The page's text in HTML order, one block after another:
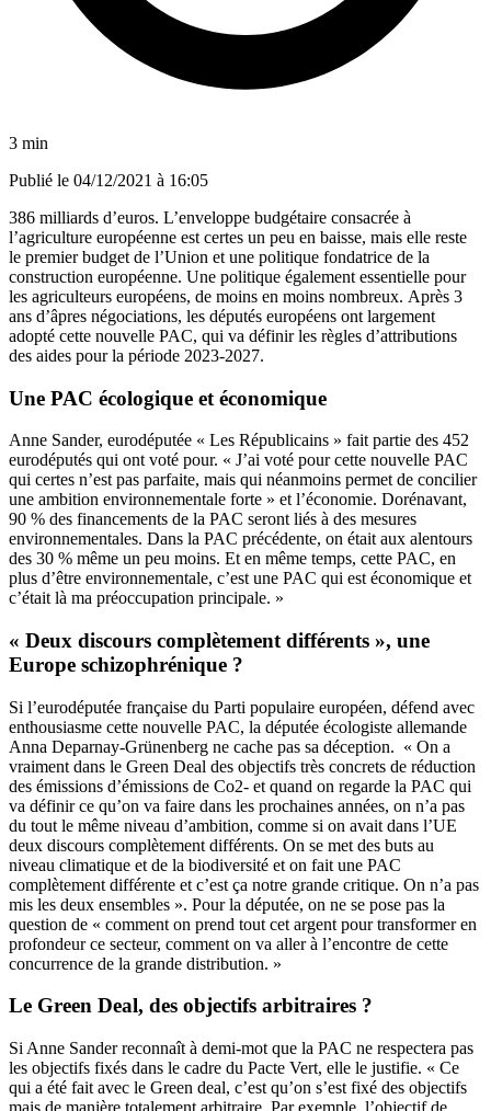
3 min
Publié le 04/12/2021 à 16:05
386 milliards d’euros. L’enveloppe budgétaire consacrée à
l’agriculture européenne est certes un peu en baisse, mais elle reste
le premier budget de l’Union et une politique fondatrice de la
construction européenne. Une politique également essentielle pour
les agriculteurs européens, de moins en moins nombreux. Après 3
ans d’âpres négociations, les députés européens ont largement
adopté cette nouvelle PAC, qui va définir les règles d’attributions
des aides pour la période 2023-2027.
Une PAC écologique et économique
Anne Sander, eurodéputée « Les Républicains » fait partie des 452
eurodéputés qui ont voté pour. « J’ai voté pour cette nouvelle PAC
qui certes n’est pas parfaite, mais qui néanmoins permet de concilier
une ambition environnementale forte » et l’économie. Dorénavant,
90 % des financements de la PAC seront liés à des mesures
environnementales. Dans la PAC précédente, on était aux alentours
des 30 % même un peu moins. Et en même temps, cette PAC, en
plus d’être environnementale, c’est une PAC qui est économique et
c’était là ma préoccupation principale. »
« Deux discours complètement différents », une
Europe schizophrénique ?
Si l’eurodéputée française du Parti populaire européen, défend avec
enthousiasme cette nouvelle PAC, la députée écologiste allemande
Anna Deparnay-Grünenberg ne cache pas sa déception. « On a
vraiment dans le Green Deal des objectifs très concrets de réduction
des émissions d’émissions de Co2- et quand on regarde la PAC qui
va définir ce qu’on va faire dans les prochaines années, on n’a pas
du tout le même niveau d’ambition, comme si on avait dans l’UE
deux discours complètement différents. On se met des buts au
niveau climatique et de la biodiversité et on fait une PAC
complètement différente et c’est ça notre grande critique. On n’a pas
mis les deux ensembles ». Pour la députée, on ne se pose pas la
question de « comment on prend tout cet argent pour transformer en
profondeur ce secteur, comment on va aller à l’encontre de cette
concurrence de la grande distribution. »
Le Green Deal, des objectifs arbitraires ?
Si Anne Sander reconnaît à demi-mot que la PAC ne respectera pas
les objectifs fixés dans le cadre du Pacte Vert, elle le justifie. « Ce
qui a été fait avec le Green deal, c’est qu’on s’est fixé des objectifs